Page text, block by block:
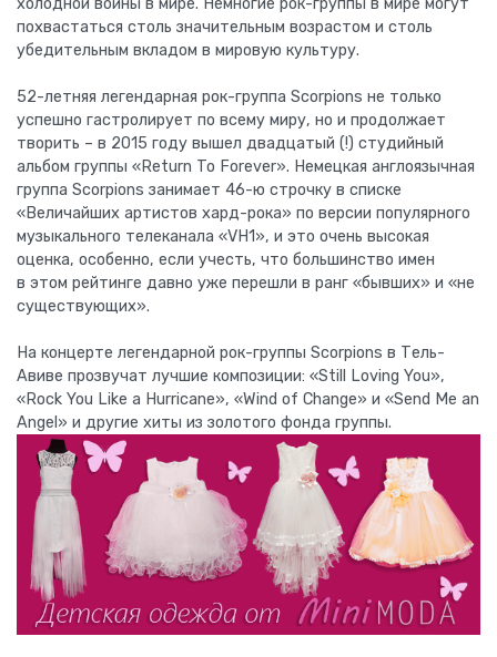
похвастаться столь значительным возрастом и столь
убедительным вкладом в мировую культуру.
52-летняя легендарная рок-группа Scorpions не только
успешно гастролирует по всему миру, но и продолжает
творить – в 2015 году вышел двадцатый (!) студийный
альбом группы «Return To Forever». Немецкая англоязычная
группа Scorpions занимает 46-ю строчку в списке
«Величайших артистов хард-рока» по версии популярного
музыкального телеканала «VH1», и это очень высокая
оценка, особенно, если учесть, что большинство имен
в этом рейтинге давно уже перешли в ранг «бывших» и «не
существующих».
На концерте легендарной рок-группы Scorpions в Тель-
Авиве прозвучат лучшие композиции: «Still Loving You»,
«Rock You Like a Hurricane», «Wind of Change» и «Send Me an
Angel» и другие хиты из золотого фонда группы.